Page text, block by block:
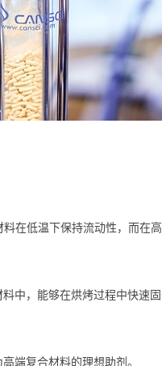
在低温下保持流动性，而在
中，能够在烘烤过程中快速固
端复合材料的理想助剂。